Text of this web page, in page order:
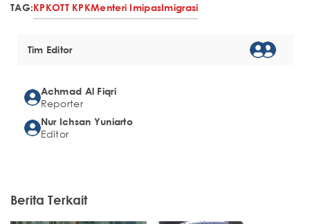
TAG:KPKOTT KPKMenteri ImipasImigrasi
Tim Editor
Achmad Al Fiqri
Reporter
Nur Ichsan Yuniarto
Editor
Berita Terkait